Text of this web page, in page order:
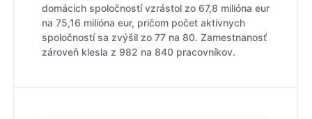
domácich spoločností vzrástol zo 67,8 milióna eur
na 75,16 milióna eur, pričom počet aktívnych
spoločností sa zvýšil zo 77 na 80. Zamestnanosť
zároveň klesla z 982 na 840 pracovníkov.